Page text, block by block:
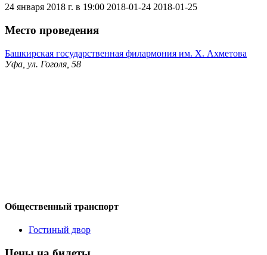
24 января 2018 г. в 19:00 2018-01-24 2018-01-25
Место проведения
Башкирская государственная филармония им. Х. Ахметова
Уфа, ул. Гоголя, 58
Общественный транспорт
Гостиный двор